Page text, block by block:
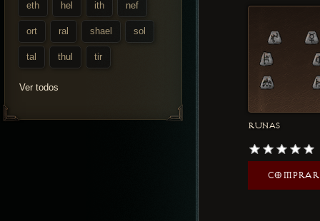
eth hel ith nef
ort ral shael sol
tal thul tir
Ver todos
RUNAS
COMPRAR